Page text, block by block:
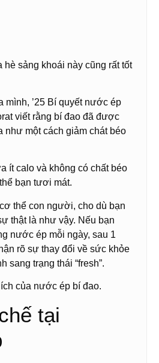
hè sảng khoái này cũng rất tốt
mình, ’25 Bí quyết nước ép
viết rằng bí đao đã được
như một cách giảm chát béo
ít calo và không có chất béo
bạn tươi mát.
thể con người, cho dù bạn
thật là như vậy. Nếu bạn
nước ép mỗi ngày, sau 1
rõ sự thay đổi về sức khỏe
sang trạng thái “fresh”.
của nước ép bí đao.
tại